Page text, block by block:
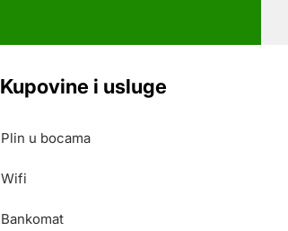
Kupovine i usluge
Plin u bocama
Wifi
Bankomat